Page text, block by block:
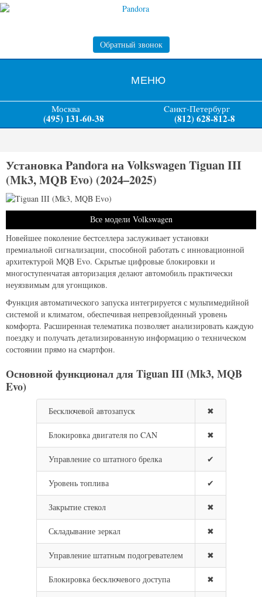
Обратный звонок
МЕНЮ
Москва
(495) 131-60-38
Cанкт-Петербург
(812) 628-812-8
Установка Pandora на Volkswagen Tiguan III
(Mk3, MQB Evo) (2024–2025)
Все модели Volkswagen
Новейшее поколение бестселлера заслуживает установки
премиальной сигнализации, способной работать с инновационной
архитектурой MQB Evo. Скрытые цифровые блокировки и
многоступенчатая авторизация делают автомобиль практически
неуязвимым для угонщиков.
Функция автоматического запуска интегрируется с мультимедийной
системой и климатом, обеспечивая непревзойденный уровень
комфорта. Расширенная телематика позволяет анализировать каждую
поездку и получать детализированную информацию о техническом
состоянии прямо на смартфон.
Основной функционал для Tiguan III (Mk3, MQB
Evo)
Бесключевой автозапуск ✖
Блокировка двигателя по CAN ✖
Управление со штатного брелка ✔
Уровень топлива ✔
Закрытие стекол ✖
Складывание зеркал ✖
Управление штатным подогревателем ✖
Блокировка бесключевого доступа ✖